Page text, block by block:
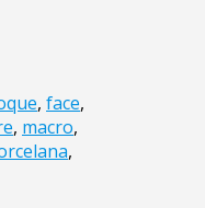
, face,
, macro,
,